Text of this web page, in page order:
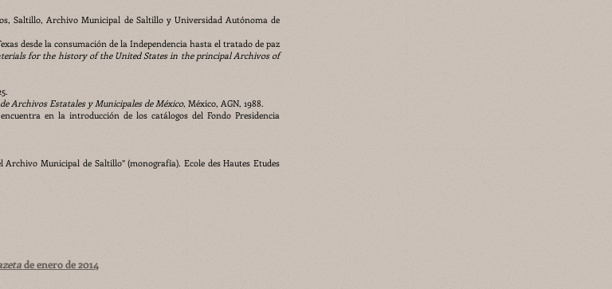
Saltillo, Archivo Municipal de Saltillo y Universidad Autónoma de
desde la consumación de la Independencia hasta el tratado de paz
for the history of the United States in the principal Archivos of
Archivos Estatales y Municipales de México, México, AGN, 1988.
en la introducción de los catálogos del Fondo Presidencia
Municipal de Saltillo” (monografía). Ecole des Hautes Etudes
de enero de 2014